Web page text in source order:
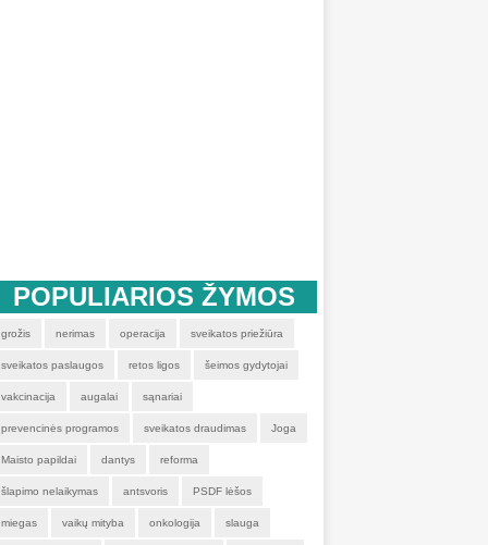
POPULIARIOS ŽYMOS
grožis nerimas operacija sveikatos priežiūra
sveikatos paslaugos retos ligos šeimos gydytojai
vakcinacija augalai sąnariai
prevencinės programos sveikatos draudimas Joga
Maisto papildai dantys reforma
šlapimo nelaikymas antsvoris PSDF lėšos
miegas vaikų mityba onkologija slauga